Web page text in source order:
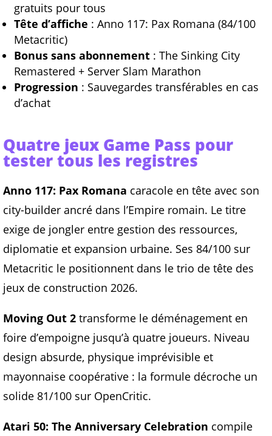
gratuits pour tous
Tête d’affiche : Anno 117: Pax Romana (84/100
Metacritic)
Bonus sans abonnement : The Sinking City
Remastered + Server Slam Marathon
Progression : Sauvegardes transférables en cas
d’achat
Quatre jeux Game Pass pour
tester tous les registres
Anno 117: Pax Romana caracole en tête avec son
city-builder ancré dans l’Empire romain. Le titre
exige de jongler entre gestion des ressources,
diplomatie et expansion urbaine. Ses 84/100 sur
Metacritic le positionnent dans le trio de tête des
jeux de construction 2026.
Moving Out 2 transforme le déménagement en
foire d’empoigne jusqu’à quatre joueurs. Niveau
design absurde, physique imprévisible et
mayonnaise coopérative : la formule décroche un
solide 81/100 sur OpenCritic.
Atari 50: The Anniversary Celebration compile